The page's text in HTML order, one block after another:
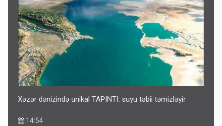
Media və Yayım Şurasına əlavə hüquq və vəzifələr verilib
13:24
Xəzər dənizində unikal TAPINTI: suyu təbii təmizləyir
14:54